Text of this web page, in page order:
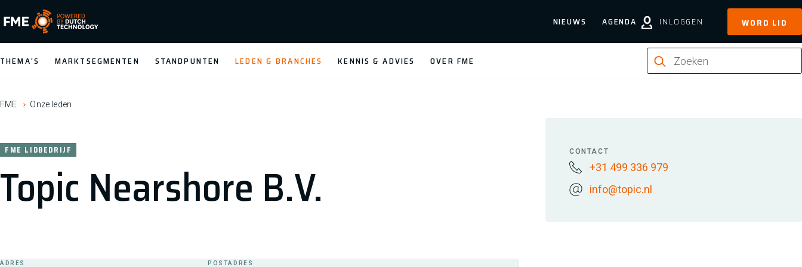
FME Logo, to the homepage
NIEUWS AGENDA INLOGGEN WORD LID
THEMA'S MARKTSEGMENTEN STANDPUNTEN LEDEN & BRANCHES KENNIS & ADVIES OVER FME
FME Onze leden
Topic Nearshore B.V.
FME LIDBEDRIJF
ADRES POSTADRES
CONTACT
+31 499 336 979
info@topic.nl